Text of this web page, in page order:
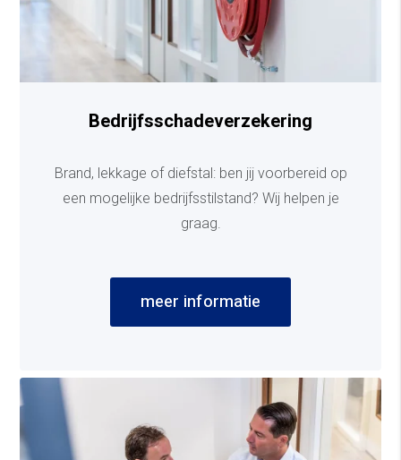
Bedrijfsschadeverzekering
Brand, lekkage of diefstal: ben jij voorbereid op
een mogelijke bedrijfsstilstand? Wij helpen je
graag.
meer informatie